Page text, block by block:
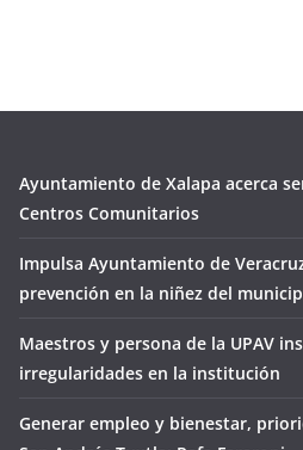
Ayuntamiento de Xalapa acerca
Centros Comunitarios
Impulsa Ayuntamiento de
prevención en la niñez del
Maestros y persona de la UPAV
irregularidades en la institución
Generar empleo y bienestar,